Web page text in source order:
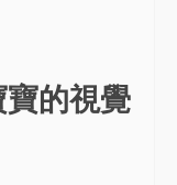
的視覺